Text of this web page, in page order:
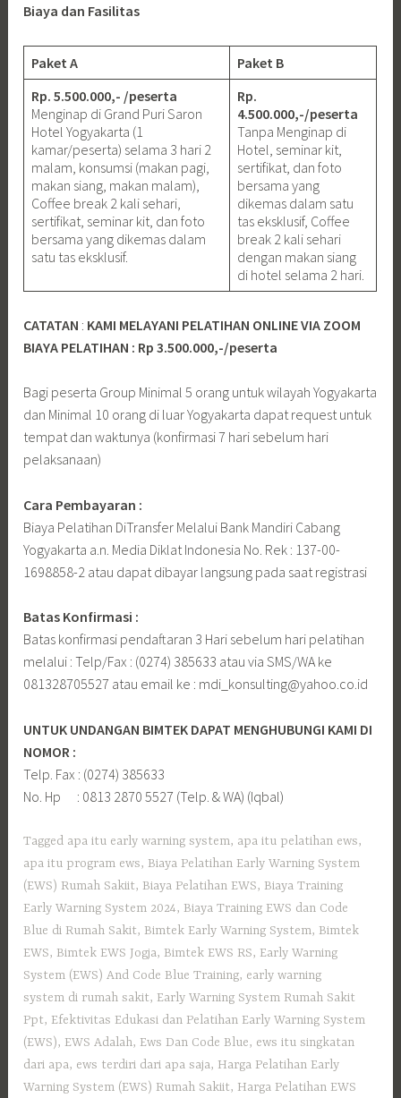
Biaya dan Fasilitas
Paket A
Paket B
Rp. 5.500.000,- /peserta
Menginap di Grand Puri Saron
Hotel Yogyakarta (1
kamar/peserta) selama 3 hari 2
malam, konsumsi (makan pagi,
makan siang, makan malam),
Coffee break 2 kali sehari,
sertifikat, seminar kit, dan foto
bersama yang dikemas dalam
satu tas eksklusif.
Rp.
4.500.000,-/peserta
Tanpa Menginap di
Hotel, seminar kit,
sertifikat, dan foto
bersama yang
dikemas dalam satu
tas eksklusif, Coffee
break 2 kali sehari
dengan makan siang
di hotel selama 2 hari.
CATATAN : KAMI MELAYANI PELATIHAN ONLINE VIA ZOOM
BIAYA PELATIHAN : Rp 3.500.000,-/peserta
Bagi peserta Group Minimal 5 orang untuk wilayah Yogyakarta
dan Minimal 10 orang di luar Yogyakarta dapat request untuk
tempat dan waktunya (konfirmasi 7 hari sebelum hari
pelaksanaan)
Cara Pembayaran :
Biaya Pelatihan DiTransfer Melalui Bank Mandiri Cabang
Yogyakarta a.n. Media Diklat Indonesia No. Rek : 137-00-
1698858-2 atau dapat dibayar langsung pada saat registrasi
Batas Konfirmasi :
Batas konfirmasi pendaftaran 3 Hari sebelum hari pelatihan
melalui : Telp/Fax : (0274) 385633 atau via SMS/WA ke
081328705527 atau email ke : mdi_konsulting@yahoo.co.id
UNTUK UNDANGAN BIMTEK DAPAT MENGHUBUNGI KAMI DI
NOMOR :
Telp. Fax : (0274) 385633
No. Hp : 0813 2870 5527 (Telp. & WA) (Iqbal)
Tagged apa itu early warning system, apa itu pelatihan ews,
apa itu program ews, Biaya Pelatihan Early Warning System
(EWS) Rumah Sakiit, Biaya Pelatihan EWS, Biaya Training
Early Warning System 2024, Biaya Training EWS dan Code
Blue di Rumah Sakit, Bimtek Early Warning System, Bimtek
EWS, Bimtek EWS Jogja, Bimtek EWS RS, Early Warning
System (EWS) And Code Blue Training, early warning
system di rumah sakit, Early Warning System Rumah Sakit
Ppt, Efektivitas Edukasi dan Pelatihan Early Warning System
(EWS), EWS Adalah, Ews Dan Code Blue, ews itu singkatan
dari apa, ews terdiri dari apa saja, Harga Pelatihan Early
Warning System (EWS) Rumah Sakiit, Harga Pelatihan EWS